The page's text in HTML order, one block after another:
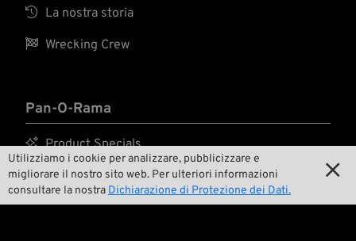
Utilizziamo i cookie per analizzare, pubblicizzare e
migliorare il nostro sito web. Per ulteriori informazioni
consultare la nostra Dichiarazione di Protezione dei Dati.

 La nostra storia
 Wrecking Crew
Pan-O-Rama
 Product Specials
 Bike Features
 Eventi